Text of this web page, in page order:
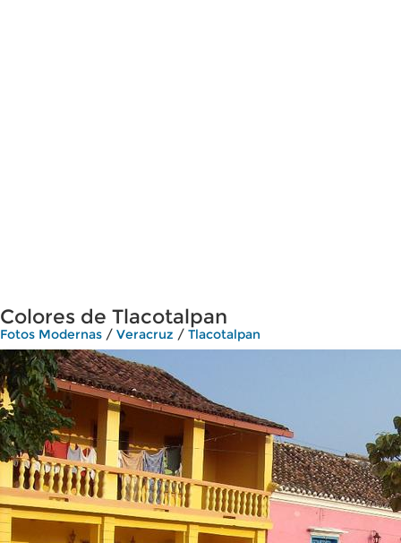
Colores de Tlacotalpan
Fotos Modernas / Veracruz / Tlacotalpan